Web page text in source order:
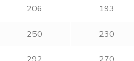
206 193
250 230